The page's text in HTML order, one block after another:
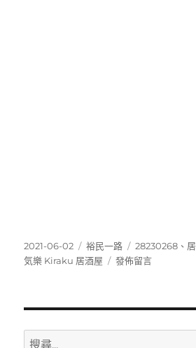
發
佈
2021-06-02
分
類
裕民一路
標
籤
28230268 、
気樂 Kiraku 居酒屋
在
發佈留言
搜